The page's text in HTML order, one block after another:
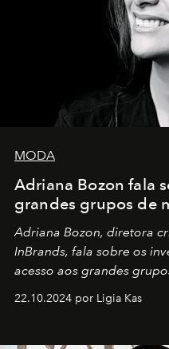
MODA
Adriana Bozon fala
grandes grupos de
Adriana Bozon, diretora
InBrands, fala sobre os
acesso aos grandes
22.10.2024 por Ligia Kas